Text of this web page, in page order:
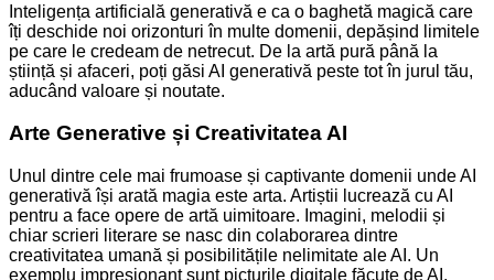
Inteligența artificială generativă e ca o baghetă magică care
îți deschide noi orizonturi în multe domenii, depășind limitele
pe care le credeam de netrecut. De la artă pură până la
știință și afaceri, poți găsi AI generativă peste tot în jurul tău,
aducând valoare și noutate.
Arte Generative și Creativitatea AI
Unul dintre cele mai frumoase și captivante domenii unde AI
generativă își arată magia este arta. Artiștii lucrează cu AI
pentru a face opere de artă uimitoare. Imagini, melodii și
chiar scrieri literare se nasc din colaborarea dintre
creativitatea umană și posibilitățile nelimitate ale AI. Un
exemplu impresionant sunt picturile digitale făcute de AI,